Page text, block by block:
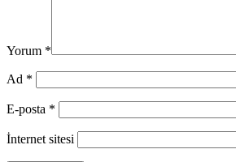
Yorum *
Ad *
E-posta *
İnternet sitesi